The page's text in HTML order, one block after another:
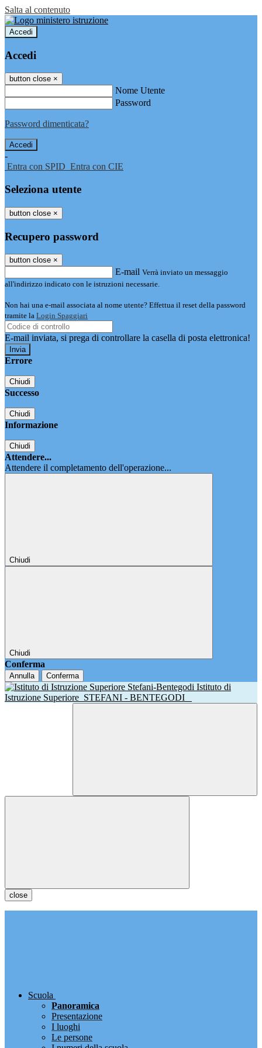
Salta al contenuto
Accedi
Accedi
button close ×
Nome Utente
Password
Password dimenticata?
-
Entra con SPID Entra con CIE
Seleziona utente
button close ×
Recupero password
button close ×
E-mail Verrà inviato un messaggio
all'indirizzo indicato con le istruzioni necessarie.
Non hai una e-mail associata al nome utente? Effettua il reset della password
tramite la Login Spaggiari
E-mail inviata, si prega di controllare la casella di posta elettronica!
Errore
Chiudi
Successo
Chiudi
Informazione
Chiudi
Attendere...
Attendere il completamento dell'operazione...
Chiudi
Chiudi
Conferma
Annulla Conferma
Istituto di
Istruzione Superiore STEFANI - BENTEGODI
close
Scuola
Panoramica
Presentazione
I luoghi
Le persone